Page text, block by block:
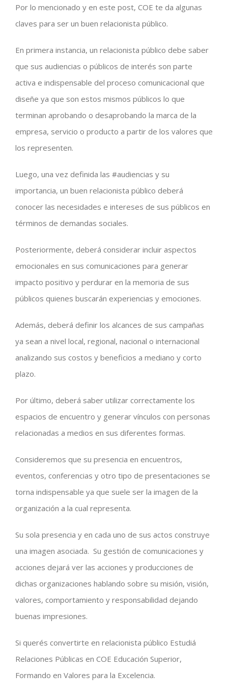
Por lo mencionado y en este post, COE te da algunas
claves para ser un buen relacionista público.
En primera instancia, un relacionista público debe saber
que sus audiencias o públicos de interés son parte
activa e indispensable del proceso comunicacional que
diseñe ya que son estos mismos públicos lo que
terminan aprobando o desaprobando la marca de la
empresa, servicio o producto a partir de los valores que
los representen.
Luego, una vez definida las #audiencias y su
importancia, un buen relacionista público deberá
conocer las necesidades e intereses de sus públicos en
términos de demandas sociales.
Posteriormente, deberá considerar incluir aspectos
emocionales en sus comunicaciones para generar
impacto positivo y perdurar en la memoria de sus
públicos quienes buscarán experiencias y emociones.
Además, deberá definir los alcances de sus campañas
ya sean a nivel local, regional, nacional o internacional
analizando sus costos y beneficios a mediano y corto
plazo.
Por último, deberá saber utilizar correctamente los
espacios de encuentro y generar vínculos con personas
relacionadas a medios en sus diferentes formas.
Consideremos que su presencia en encuentros,
eventos, conferencias y otro tipo de presentaciones se
torna indispensable ya que suele ser la imagen de la
organización a la cual representa.
Su sola presencia y en cada uno de sus actos construye
una imagen asociada. Su gestión de comunicaciones y
acciones dejará ver las acciones y producciones de
dichas organizaciones hablando sobre su misión, visión,
valores, comportamiento y responsabilidad dejando
buenas impresiones.
Si querés convertirte en relacionista público Estudiá
Relaciones Públicas en COE Educación Superior,
Formando en Valores para la Excelencia.